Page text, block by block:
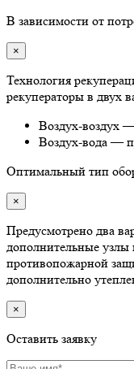
В зависимости от
×
Технология
рекуператоры в двух
Воздух-воздух —
Воздух-вода —
Оптимальный тип
×
Предусмотрено два
дополнительные узлы
противопожарной
дополнительно
×
Оставить заявку